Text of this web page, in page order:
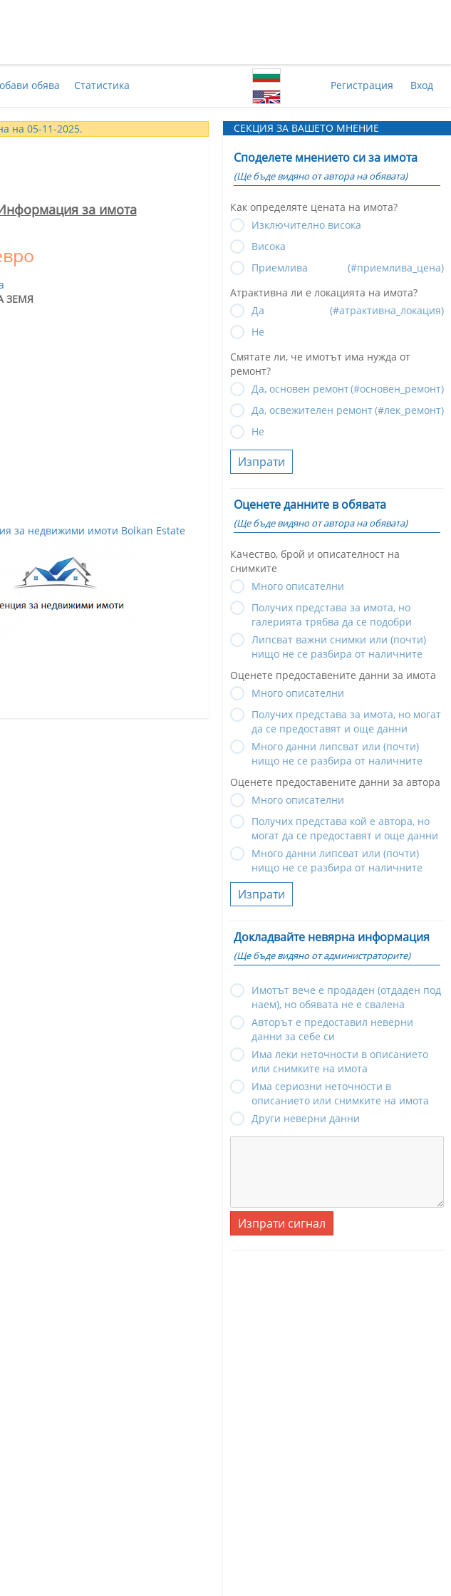
Регистрация Вход
обява Статистика
на 05-11-2025.
за имота
ЗЕМЯ
за недвижими имоти Bolkan Estate
СЕКЦИЯ ЗА ВАШЕТО МНЕНИЕ
Споделете мнението си за имота
(Ще бъде видяно от автора на обявата)
Как определяте цената на имота?
Изключително висока
Висока
Приемлива
(#приемлива_цена)
Атрактивна ли е локацията на имота?
Да
(#атрактивна_локация)
Не
Смятате ли, че имотът има нужда от
ремонт?
Да, основен ремонт(#основен_ремонт)
Да, освежителен ремонт(#лек_ремонт)
Не
Изпрати
Оценете данните в обявата
(Ще бъде видяно от автора на обявата)
Качество, брой и описателност на
снимките
Много описателни
Получих представа за имота, но
галерията трябва да се подобри
Липсват важни снимки или (почти)
нищо не се разбира от наличните
Оценете предоставените данни за имота
Много описателни
Получих представа за имота, но могат
да се предоставят и още данни
Много данни липсват или (почти)
нищо не се разбира от наличните
Оценете предоставените данни за автора
Много описателни
Получих представа кой е автора, но
могат да се предоставят и още данни
Много данни липсват или (почти)
нищо не се разбира от наличните
Изпрати
Докладвайте невярна информация
(Ще бъде видяно от администраторите)
Имотът вече е продаден (отдаден под
наем), но обявата не е свалена
Авторът е предоставил неверни
данни за себе си
Има леки неточности в описанието
или снимките на имота
Има сериозни неточности в
описанието или снимките на имота
Други неверни данни
Изпрати сигнал